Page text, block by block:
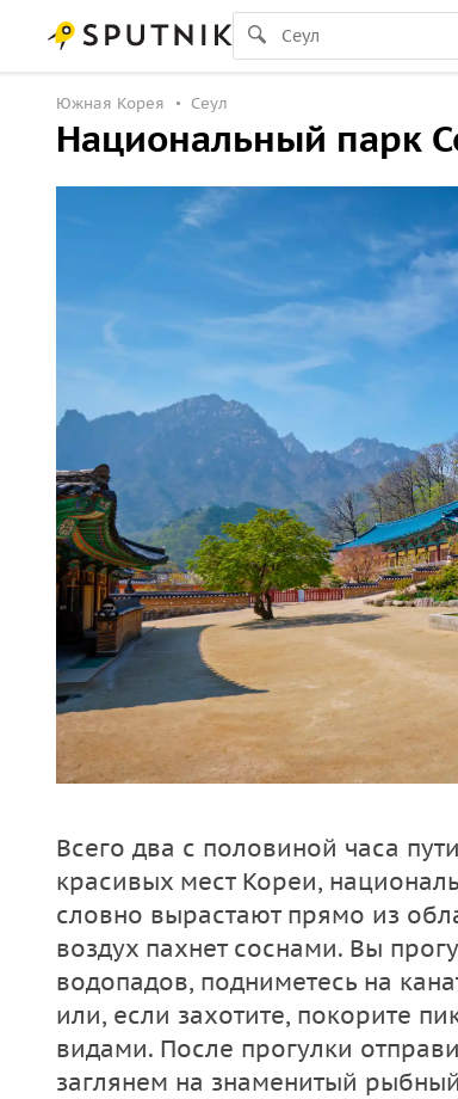
Южная Корея Сеул
Национальный парк
Всего два с половиной часа
красивых мест Кореи,
словно вырастают прямо из
воздух пахнет соснами. Вы
водопадов, подниметесь на
или, если захотите, покорите
видами. После прогулки
заглянем на знаменитый